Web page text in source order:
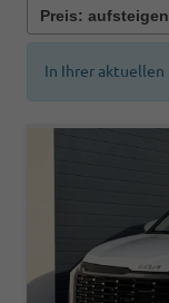
In Ihrer